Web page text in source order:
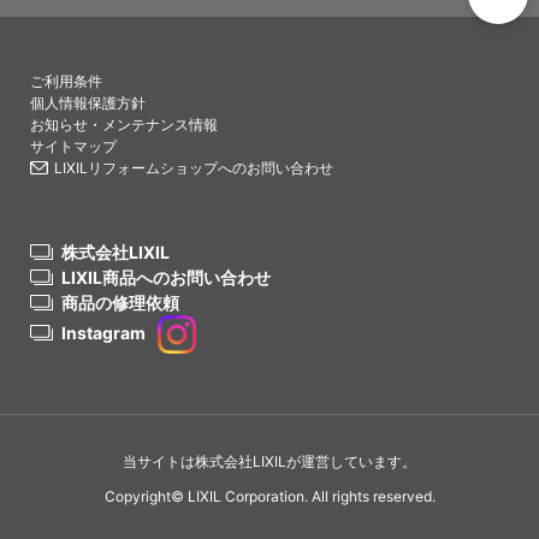
ご利用条件
個人情報保護方針
お知らせ・メンテナンス情報
サイトマップ
LIXILリフォームショップへのお問い合わせ
株式会社LIXIL
LIXIL商品へのお問い合わせ
商品の修理依頼
Instagram
当サイトは株式会社LIXILが運営しています。
Copyright© LIXIL Corporation. All rights reserved.